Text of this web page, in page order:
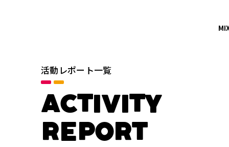
活動レポート一覧
ACTIVITY
REPORT
カテゴリ
イノベーションの促進
地域社会との共栄